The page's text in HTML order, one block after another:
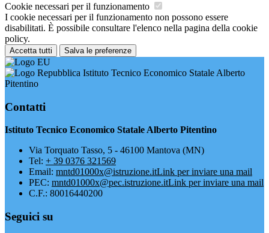
Cookie necessari per il funzionamento
I cookie necessari per il funzionamento non possono essere
disabilitati. È possibile consultare l'elenco nella pagina della cookie
policy.
Accetta tutti Salva le preferenze
Istituto Tecnico Economico Statale Alberto
Pitentino
Contatti
Istituto Tecnico Economico Statale Alberto Pitentino
Via Torquato Tasso, 5 - 46100 Mantova (MN)
Tel: + 39 0376 321569
Email: mntd01000x@istruzione.itLink per inviare una mail
PEC: mntd01000x@pec.istruzione.itLink per inviare una mail
C.F.: 80016440200
Seguici su